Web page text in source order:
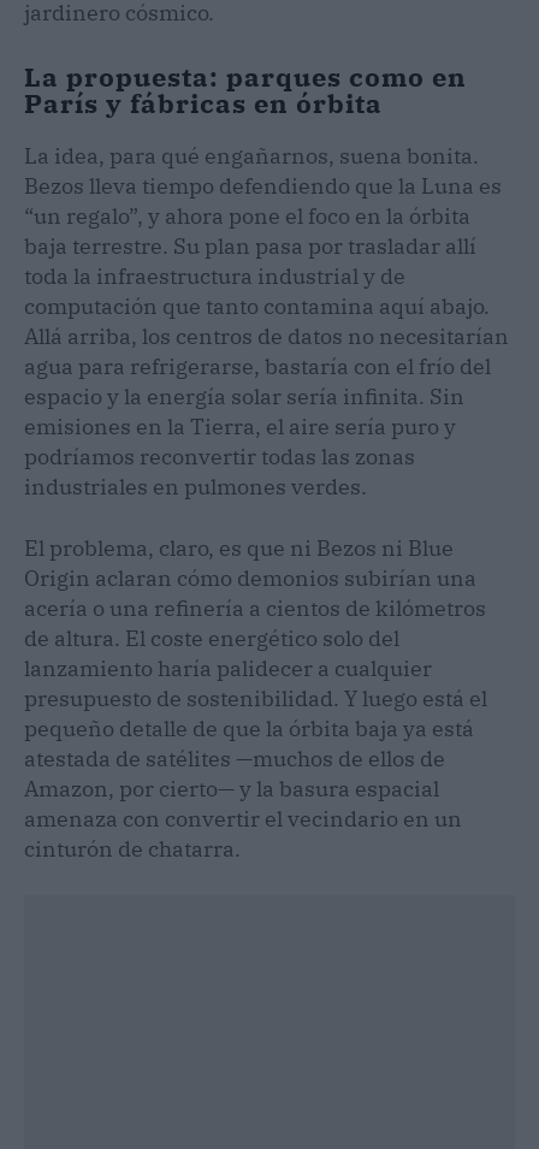
jardinero cósmico.
La propuesta: parques como en
París y fábricas en órbita
La idea, para qué engañarnos, suena bonita.
Bezos lleva tiempo defendiendo que la Luna es
“un regalo”, y ahora pone el foco en la órbita
baja terrestre. Su plan pasa por trasladar allí
toda la infraestructura industrial y de
computación que tanto contamina aquí abajo.
Allá arriba, los centros de datos no necesitarían
agua para refrigerarse, bastaría con el frío del
espacio y la energía solar sería infinita. Sin
emisiones en la Tierra, el aire sería puro y
podríamos reconvertir todas las zonas
industriales en pulmones verdes.
El problema, claro, es que ni Bezos ni Blue
Origin aclaran cómo demonios subirían una
acería o una refinería a cientos de kilómetros
de altura. El coste energético solo del
lanzamiento haría palidecer a cualquier
presupuesto de sostenibilidad. Y luego está el
pequeño detalle de que la órbita baja ya está
atestada de satélites —muchos de ellos de
Amazon, por cierto— y la basura espacial
amenaza con convertir el vecindario en un
cinturón de chatarra.